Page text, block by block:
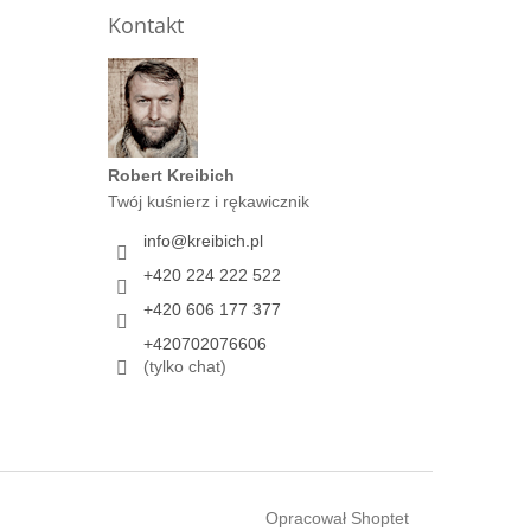
Kontakt
Robert Kreibich
Twój kuśnierz i rękawicznik
info@kreibich.pl
+420 224 222 522
+420 606 177 377
+420702076606
(tylko chat)
Opracował Shoptet